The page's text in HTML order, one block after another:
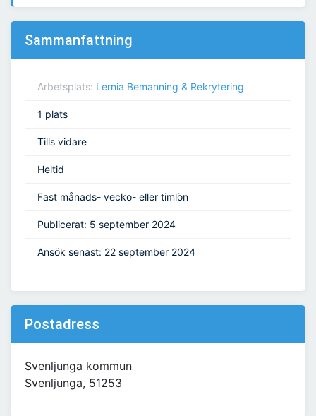
Sammanfattning
Arbetsplats: Lernia Bemanning & Rekrytering
1 plats
Tills vidare
Heltid
Fast månads- vecko- eller timlön
Publicerat: 5 september 2024
Ansök senast: 22 september 2024
Postadress
Svenljunga kommun
Svenljunga, 51253